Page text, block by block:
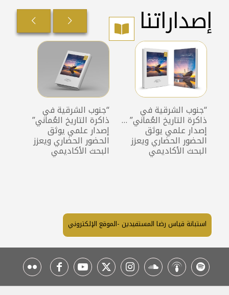
إصداراتنا
“جنوب الشرقية في
ذاكرة التاريخ العُماني” …
إصدار علمي يوثق
الحضور الحضاري ويعزز
البحث الأكاديمي
“جنوب الشرقية في
ذاكرة التاريخ العُماني”
إصدار علمي يوثق
الحضور الحضاري ويعزز
البحث الأكاديمي
استبانة قياس رضا المستفيدين -الموقع الإلكتروني